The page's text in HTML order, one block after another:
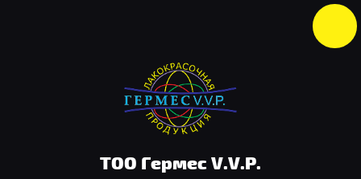
ТОО Гермес V.V.P.